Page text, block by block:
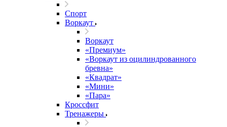
Спорт
Воркаут
Воркаут
«Премиум»
«Воркаут из оцилиндрованного
бревна»
«Квадрат»
«Мини»
«Пара»
Кроссфит
Тренажеры